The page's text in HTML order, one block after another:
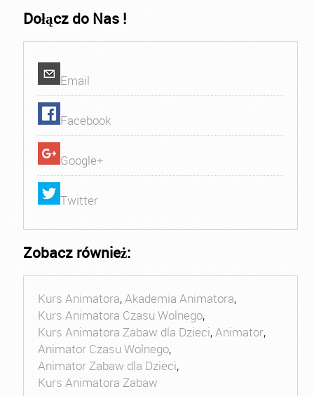
Dołącz do Nas !
Email
Facebook
Google+
Twitter
Zobacz również:
Kurs Animatora,Akademia Animatora,
Kurs Animatora Czasu Wolnego,
Kurs Animatora Zabaw dla Dzieci,Animator,
Animator Czasu Wolnego,
Animator Zabaw dla Dzieci,
Kurs Animatora Zabaw